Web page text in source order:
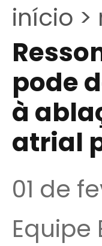
início >
pode
à
atrial
01 de
Equipe